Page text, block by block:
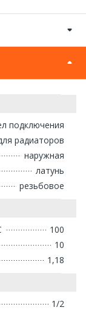
подключения
радиаторов
наружная
латунь
резьбовое
100
10
1,18
1/2